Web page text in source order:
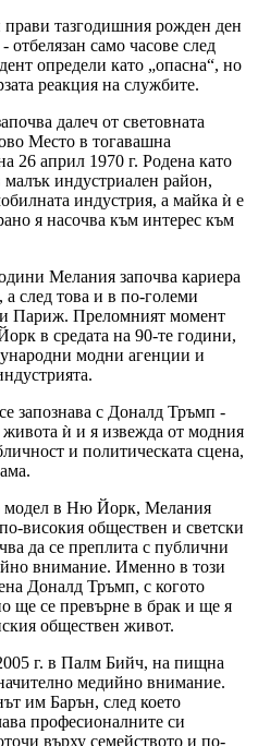
тазгодишния рожден ден
само часове след
определи като „опасна“, но
реакция на службите.
далеч от световната
Место в тогавашна
26 април 1970 г. Родена като
индустриален район,
индустрия, а майка ѝ е
я насочва към интерес към
Мелания започва кариера
след това и в по-големи
Париж. Преломният момент
в средата на 90-те години,
модни агенции и
запознава с Доналд Тръмп -
ѝ и я извежда от модния
и политическата сцена,
модел в Ню Йорк, Мелания
високия обществен и светски
да се преплита с публични
внимание. Именно в този
Доналд Тръмп, с когото
ще се превърне в брак и ще я
обществен живот.
г. в Палм Бийч, на пищна
медийно внимание.
им Барън, след което
професионалните си
върху семейството и по-